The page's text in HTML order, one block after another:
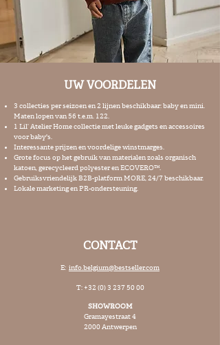
UW VOORDELEN
3 collecties per seizoen en 2 lijnen beschikbaar: baby en mini.
Maten lopen van 56 t.e.m. 122.
1 Lil’ Atelier Home collectie met leuke gadgets en accessoires
voor baby's.
Interessante prijzen en voordelige winstmarges.
Grote focus op het gebruik van materialen zoals organisch
katoen, gerecycleerd polyester en ECOVERO™.
Gebruiksvriendelijk B2B-platform MORE, 24/7 beschikbaar.
Lokale marketing en PR-ondersteuning.
CONTACT
E: info.belgium@bestseller.com
T: +32 (0) 3 237 50 00
SHOWROOM
Gramayestraat 4
2000 Antwerpen